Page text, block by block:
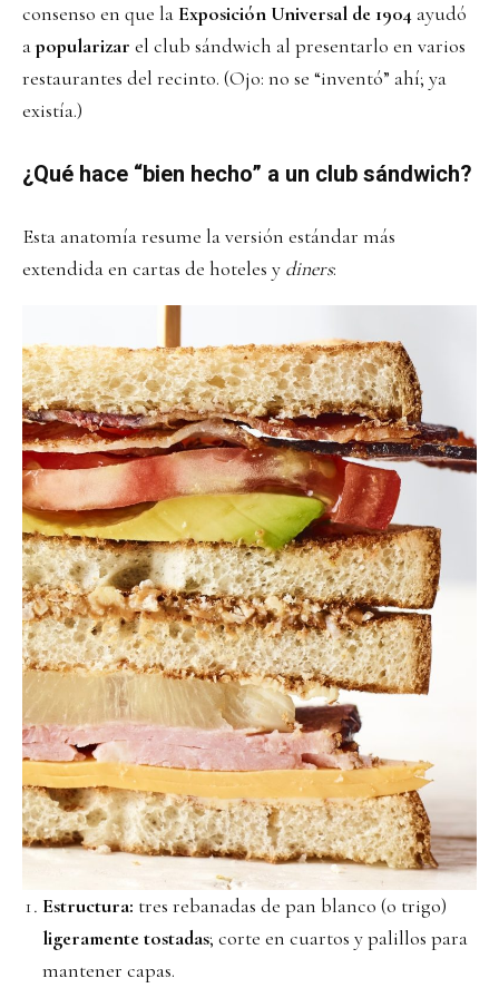
consenso en que la Exposición Universal de 1904 ayudó
apopularizar el club sándwich al presentarlo en varios
restaurantes del recinto. (Ojo: no se “inventó” ahí; ya
existía.)
¿Qué hace “bien hecho” a un club sándwich?
Esta anatomía resume la versión estándar más
extendida en cartas de hoteles y diners:
Estructura: tres rebanadas de pan blanco (o trigo)
ligeramente tostadas; corte en cuartos y palillos para
mantener capas.